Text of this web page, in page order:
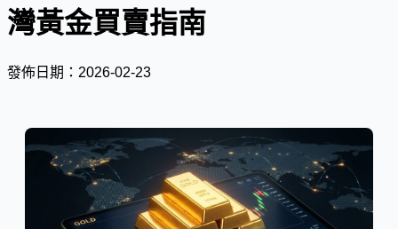
灣黃金買賣指南
發佈日期：2026-02-23